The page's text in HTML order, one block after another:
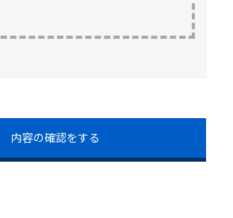
内容の確認をする